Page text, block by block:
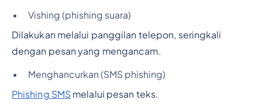
Vishing (phishing suara)
Dilakukan melalui panggilan telepon, seringkali
dengan pesan yang mengancam.
Menghancurkan (SMS phishing)
Phishing SMS melalui pesan teks.